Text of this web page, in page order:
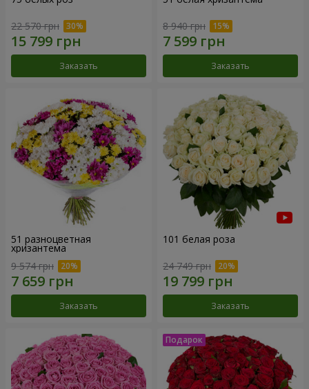
22 570 грн
Заказать
8 940 грн
Заказать
51 разноцветная
хризантема
9 574 грн
Заказать
101 белая роза
24 749 грн
Заказать